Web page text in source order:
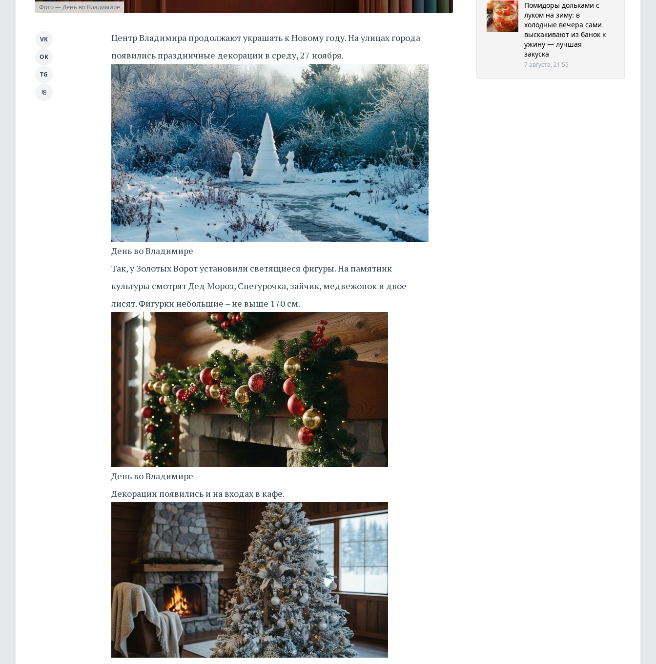
Фото — День во Владимире
Центр Владимира продолжают украшать к Новому году. На улицах города
появились праздничные декорации в среду, 27 ноября.
День во Владимире
Так, у Золотых Ворот установили светящиеся фигуры. На памятник
культуры смотрят Дед Мороз, Снегурочка, зайчик, медвежонок и двое
лисят. Фигурки небольшие – не выше 170 см.
День во Владимире
Декорации появились и на входах в кафе.
VK
OK
TG
⎘
Помидоры дольками с
луком на зиму: в
холодные вечера сами
выскакивают из банок к
ужину — лучшая
закуска
7 августа, 21:55